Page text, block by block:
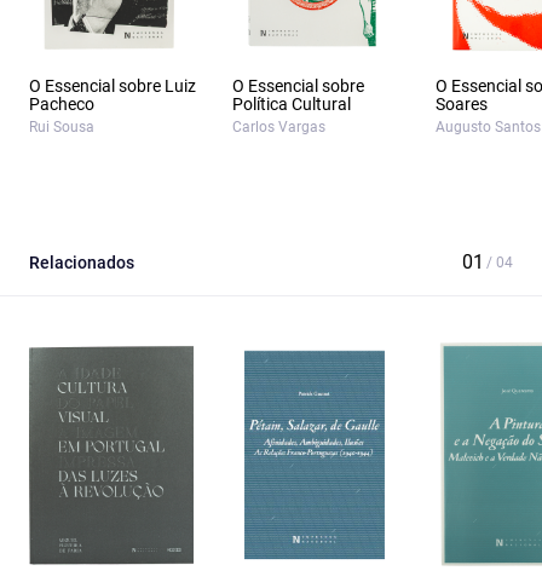
O Essencial sobre Luiz
Pacheco
Rui Sousa
O Essencial sobre
Política Cultural
Carlos Vargas
O Essencial
Soares
Augusto
Relacionados